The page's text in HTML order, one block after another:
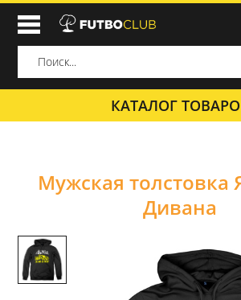
КАТАЛОГ
Мужская толстовка
Дивана